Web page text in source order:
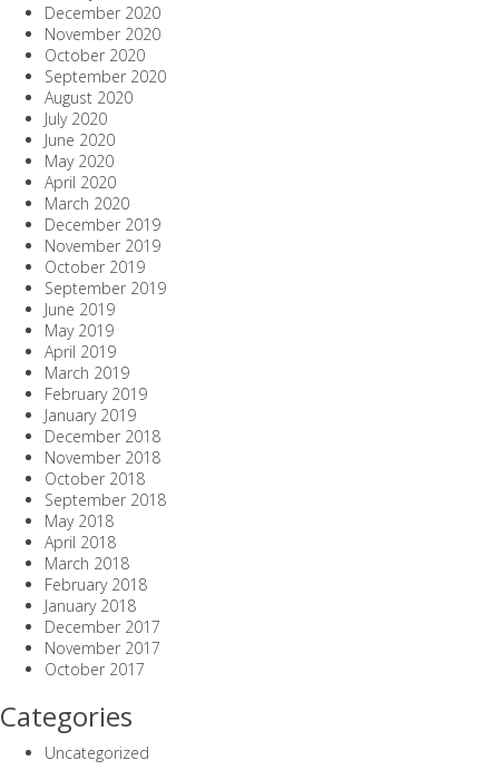
December 2020
November 2020
October 2020
September 2020
August 2020
July 2020
June 2020
May 2020
April 2020
March 2020
December 2019
November 2019
October 2019
September 2019
June 2019
May 2019
April 2019
March 2019
February 2019
January 2019
December 2018
November 2018
October 2018
September 2018
May 2018
April 2018
March 2018
February 2018
January 2018
December 2017
November 2017
October 2017
Categories
Uncategorized